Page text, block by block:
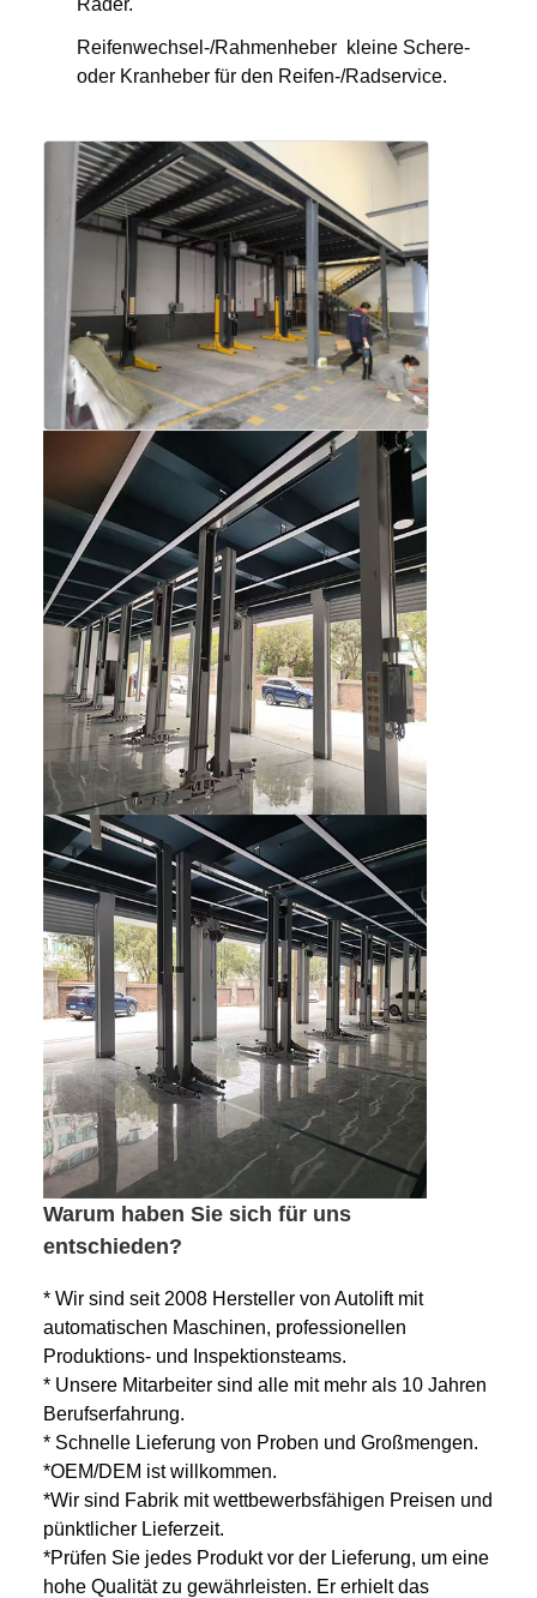
Reifenwechsel-/Rahmenheber ️ kleine Schere-
oder Kranheber für den Reifen-/Radservice.
Warum haben Sie sich für uns
entschieden?
* Wir sind seit 2008 Hersteller von Autolift mit
automatischen Maschinen, professionellen
Produktions- und Inspektionsteams.
* Unsere Mitarbeiter sind alle mit mehr als 10 Jahren
Berufserfahrung.
* Schnelle Lieferung von Proben und Großmengen.
*OEM/DEM ist willkommen.
*Wir sind Fabrik mit wettbewerbsfähigen Preisen und
pünktlicher Lieferzeit.
*Prüfen Sie jedes Produkt vor der Lieferung, um eine
hohe Qualität zu gewährleisten. Er erhielt das